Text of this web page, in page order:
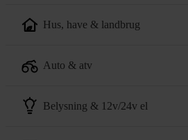
hus, have & landbrug
auto & atv
belysning & 12v/24v el